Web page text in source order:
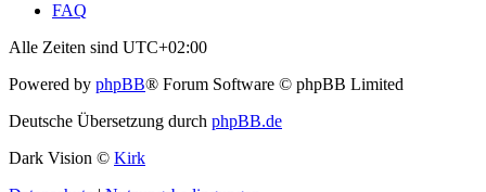
FAQ
Alle Zeiten sind UTC+02:00
Powered by phpBB® Forum Software © phpBB Limited
Deutsche Übersetzung durch phpBB.de
Dark Vision © Kirk